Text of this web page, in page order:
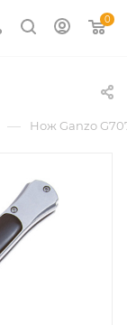
0
— Нож Ganzo